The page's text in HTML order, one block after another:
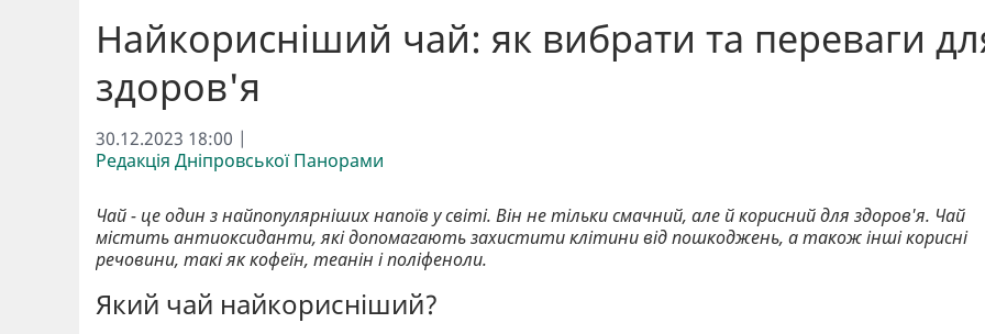
Найкорисніший чай: як вибрати та переваги
здоров'я
30.12.2023 18:00 |
Редакція Дніпровської Панорами
Чай - це один з найпопулярніших напоїв у світі. Він не тільки смачний, але й корисний для здоров'я. Чай
містить антиоксиданти, які допомагають захистити клітини від пошкоджень, а також інші корисні
речовини, такі як кофеїн, теанін і поліфеноли.
Який чай найкорисніший?